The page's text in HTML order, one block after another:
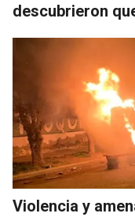
descubrieron
Violencia y